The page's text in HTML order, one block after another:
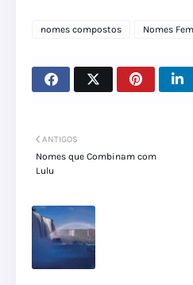
nomes compostos Nomes
ANTIGOS
Nomes que Combinam com
Lulu